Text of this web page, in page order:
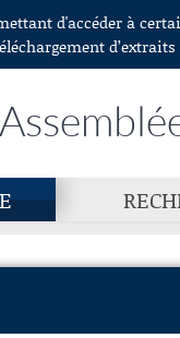
d'accéder à